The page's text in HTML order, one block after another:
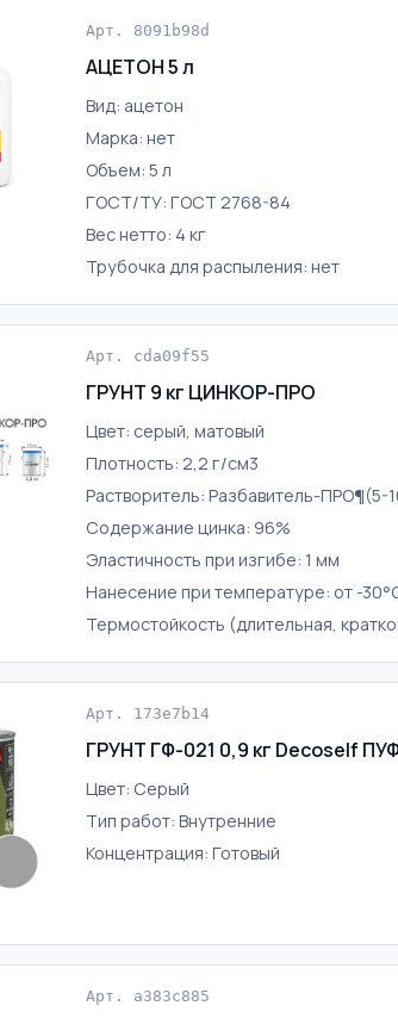
Арт. 8091b98d
АЦЕТОН 5 л
Вид: ацетон
Марка: нет
Объем: 5 л
ГОСТ/ТУ: ГОСТ 2768-84
Вес нетто: 4 кг
Трубочка для распыления: нет
Арт. cda09f55
ГРУНТ 9 кг ЦИНКОР-ПРО
Цвет: серый, матовый
Плотность: 2,2 г/см3
Растворитель: Разбавитель-ПРО¶(5-
Содержание цинка: 96%
Эластичность при изгибе: 1 мм
Нанесение при температуре: от -
Термостойкость (длительная,
Арт. 173e7b14
ГРУНТ ГФ-021 0,9 кг Decoself
Цвет: Серый
Тип работ: Внутренние
Концентрация: Готовый
Арт. a383c885